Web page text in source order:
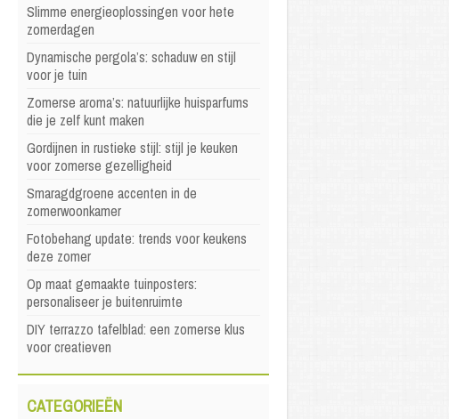
Slimme energieoplossingen voor hete
zomerdagen
Dynamische pergola’s: schaduw en stijl
voor je tuin
Zomerse aroma’s: natuurlijke huisparfums
die je zelf kunt maken
Gordijnen in rustieke stijl: stijl je keuken
voor zomerse gezelligheid
Smaragdgroene accenten in de
zomerwoonkamer
Fotobehang update: trends voor keukens
deze zomer
Op maat gemaakte tuinposters:
personaliseer je buitenruimte
DIY terrazzo tafelblad: een zomerse klus
voor creatieven
CATEGORIEËN